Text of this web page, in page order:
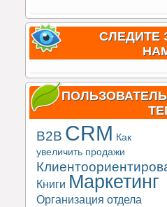
СЛЕДИТЕ
B2B CRM Как
увеличить продажи
Книги Маркетинг
Организация отдела